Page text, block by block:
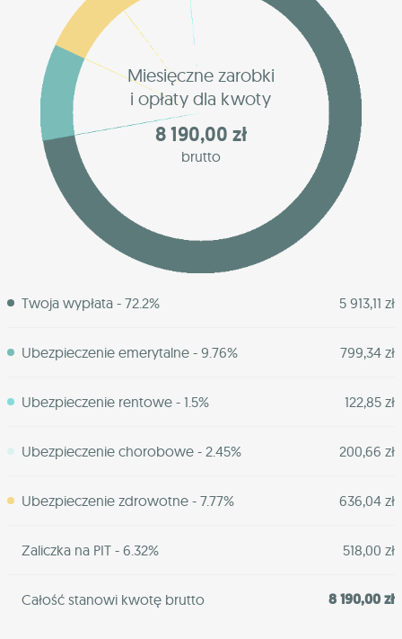
Miesięczne zarobki
i opłaty dla kwoty
8 190,00 zł
brutto
Twoja wypłata - 72.2% 5 913,11 zł
Ubezpieczenie emerytalne - 9.76% 799,34 zł
Ubezpieczenie rentowe - 1.5% 122,85 zł
Ubezpieczenie chorobowe - 2.45% 200,66 zł
Ubezpieczenie zdrowotne - 7.77% 636,04 zł
Zaliczka na PIT - 6.32% 518,00 zł
Całość stanowi kwotę brutto 8 190,00 zł